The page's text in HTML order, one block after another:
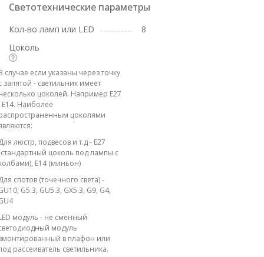
Светотехнические параметры
Кол-во ламп или LED
8
Цоколь
случае если указаны через точку
запятой - светильник имеет
цоколей. Например E27
E14. Наиболее
цоколями
люстр, подвесов и т.д - E27
цоколь под лампы с
E14 (миньон)
спотов (точечного света) -
G5.3, GU5.3, GX5.3, G9, G4,
модуль - не сменный
модуль
в плафон или
рассеиватель светильника.